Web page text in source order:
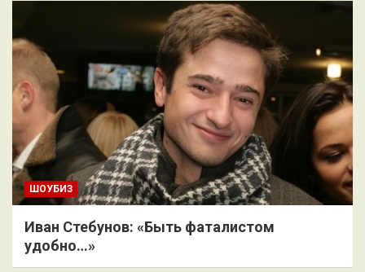
ШОУБИЗ
Иван Стебунов: «Быть фаталистом
удобно…»